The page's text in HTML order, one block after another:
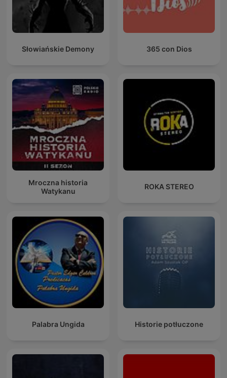
Słowiańskie Demony 365 con Dios
Mroczna historia
Watykanu
ROKA STEREO
Palabra Ungida Historie potłuczone